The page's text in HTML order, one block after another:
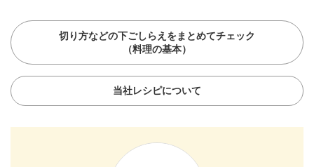
切り方などの下ごしらえをまとめてチェック
（料理の基本）
当社レシピについて